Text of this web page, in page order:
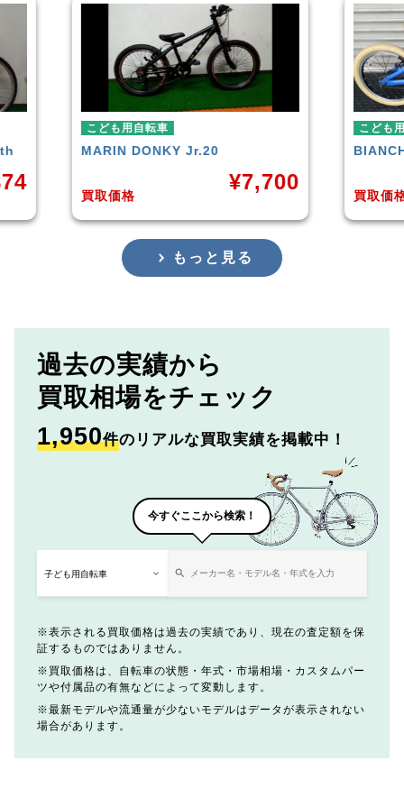
こども用自転車
BIANCHIPIRATA
買取価格
¥4,000
こど
玉越
買取
もっと見る
過去の実績から
買取相場をチェック
1,950件のリアルな買取実績を掲載中！
今すぐここから検索！
表示される買取価格は過去の実績であり、現在の査定額を保
証するものではありません。
買取価格は、自転車の状態・年式・市場相場・カスタムパー
ツや付属品の有無などによって変動します。
最新モデルや流通量が少ないモデルはデータが表示されない
場合があります。